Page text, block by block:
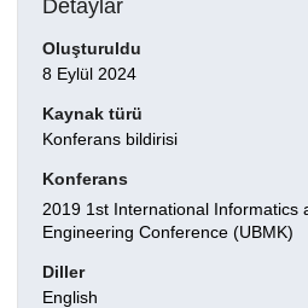
Detaylar
Oluşturuldu
8 Eylül 2024
Kaynak türü
Konferans bildirisi
Konferans
2019 1st International Informatics
Engineering Conference (UBMK)
Diller
English